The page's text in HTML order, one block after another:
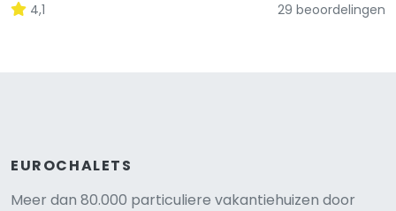
4,1 29 beoordelingen
EUROCHALETS
Meer dan 80.000 particuliere vakantiehuizen door